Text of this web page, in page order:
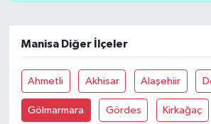
Manisa Diğer İlçeler
Ahmetli Akhisar Alaşehiir
Gölmarmara Gördes Kirkağaç